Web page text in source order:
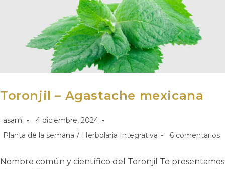
Toronjil – Agastache mexicana
asami
4 diciembre, 2024
Planta de la semana / Herbolaria Integrativa 6 comentarios
Nombre común y científico del Toronjil Te presentamos